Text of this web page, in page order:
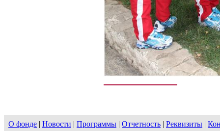
О фонде | Новости | Программы | Отчетность | Реквизиты |